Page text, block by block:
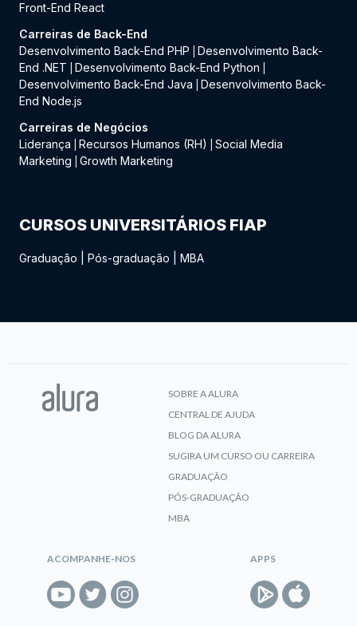
Front-End React
Carreiras de Back-End
Desenvolvimento Back-End PHP
Desenvolvimento Back-
End .NET
Desenvolvimento Back-End Python
Desenvolvimento Back-End Java
Desenvolvimento Back-
End Node.js
Carreiras de Negócios
Liderança
Recursos Humanos (RH)
Social Media
Marketing
Growth Marketing
CURSOS UNIVERSITÁRIOS FIAP
Graduação Pós-graduação MBA
SOBRE A ALURA
CENTRAL DE AJUDA
BLOG DA ALURA
SUGIRA UM CURSO OU CARREIRA
GRADUAÇÃO
PÓS-GRADUAÇÃO
MBA
ACOMPANHE-NOS APPS